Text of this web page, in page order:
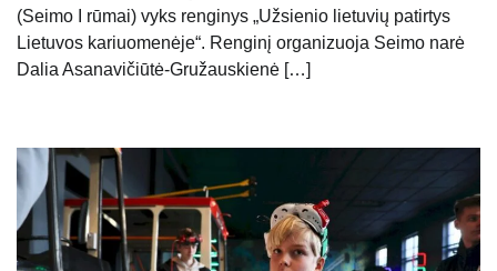
(Seimo I rūmai) vyks renginys „Užsienio lietuvių patirtys
Lietuvos kariuomenėje“. Renginį organizuoja Seimo narė
Dalia Asanavičiūtė-Gružauskienė […]